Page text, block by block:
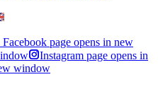
Facebook page opens in new
Instagram page opens in
window